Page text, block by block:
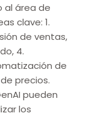
al área de
clave: 1.
de ventas,
4.
de
precios.
pueden
los